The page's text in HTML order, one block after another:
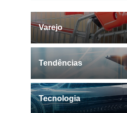
Varejo
Tendências
Tecnologia